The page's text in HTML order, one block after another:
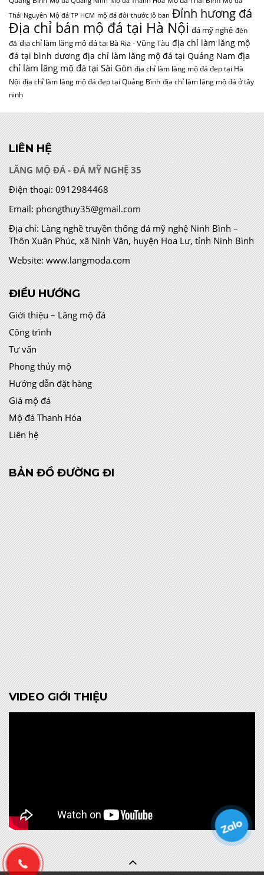
Thái Nguyên Mộ đá TP HCM mộ đá đôi thước lỗ ban Đỉnh hương đá
Địa chỉ bán mộ đá tại Hà Nội đá mỹ nghệ đèn
đá địa chỉ làm lăng mộ đá tại Bà Rịa - Vũng Tàu địa chỉ làm lăng mộ
đá tại bình dương địa chỉ làm lăng mộ đá tại Quảng Nam địa
chỉ làm lăng mộ đá tại Sài Gòn địa chỉ làm lăng mộ đá đẹp tại Hà
Nội địa chỉ làm lăng mộ đá đẹp tại Quảng Bình địa chỉ làm lăng mộ đá ở tây
ninh
LIÊN HỆ
LĂNG MỘ ĐÁ - ĐÁ MỸ NGHỆ 35
Điện thoại: 0912984468
Email: phongthuy35@gmail.com
Địa chỉ:Làng nghề truyền thống đá mỹ nghệ Ninh Bình –
Thôn Xuân Phúc, xã Ninh Vân, huyện Hoa Lư, tỉnh Ninh Bình
Website: www.langmoda.com
ĐIỀU HƯỚNG
Giới thiệu – Lăng mộ đá
Công trình
Tư vấn
Phong thủy mộ
Hướng dẫn đặt hàng
Giá mộ đá
Mộ đá Thanh Hóa
Liên hệ
BẢN ĐỒ ĐƯỜNG ĐI
VIDEO GIỚI THIỆU